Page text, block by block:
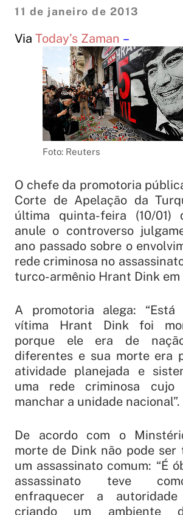
11 de janeiro de 2013
Via Today’s Zaman –
Foto: Reuters
O chefe da promotoria
Corte de Apelação da
última quinta-feira (10/
anule o controverso
ano passado sobre o
rede criminosa no
turco-armênio Hrant Dink em
A promotoria alega:
vítima Hrant Dink foi
porque ele era de
diferentes e sua morte era
atividade planejada e
uma rede criminosa cujo
manchar a unidade nacional”.
De acordo com o
morte de Dink não pode ser
um assassinato comum: “É
assassinato teve
enfraquecer a
criando um ambiente